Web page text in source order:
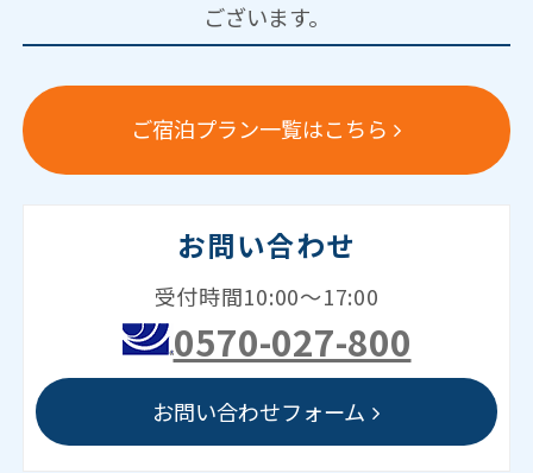
ございます。
ご宿泊プラン一覧はこちら
お問い合わせ
受付時間10:00～17:00
0570-027-800
お問い合わせフォーム